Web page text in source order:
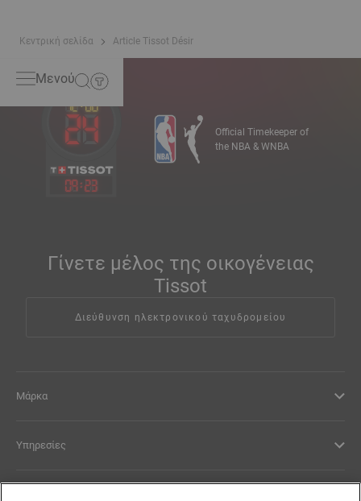
Κεντρική σελίδα Article Tissot Désir
Μενού
09:23
Official Timekeeper of
the NBA & WNBA
Γίνετε μέλος της οικογένειας
Tissot
Διεύθυνση ηλεκτρονικού ταχυδρομείου
Μάρκα
Υπηρεσίες